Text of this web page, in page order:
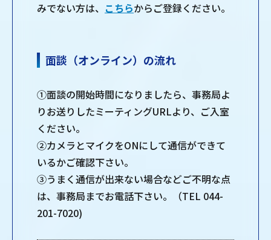
みでない方は、 こちらからご登録ください。
面談（オンライン）の流れ
①面談の開始時間になりましたら、事務局よ
りお送りしたミーティングURLより、ご入室
ください。
②カメラとマイクをONにして通信ができて
いるかご確認下さい。
③うまく通信が出来ない場合などご不明な点
は、事務局までお電話下さい。（TEL 044-
201-7020)